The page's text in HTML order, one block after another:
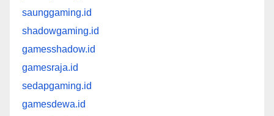
saunggaming.id
shadowgaming.id
gamesshadow.id
gamesraja.id
sedapgaming.id
gamesdewa.id